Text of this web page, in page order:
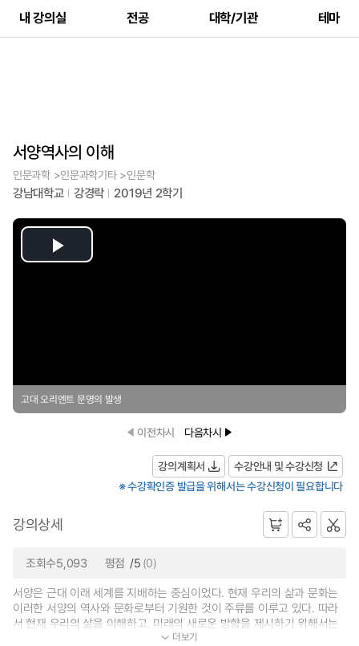
내 강의실 전공 대학/기관 테마
서양역사의 이해
인문과학 >인문과학기타 >인문학
강남대학교 강경락 2019년 2학기
Play
고대 오리엔트 문명의 발생
이전차시 다음차시
강의계획서
수강안내 및 수강신청
※ 수강확인증 발급을 위해서는 수강신청이 필요합니다
강의상세
조회수5,093 평점 /5 (0)
서양은 근대 이래 세계를 지배하는 중심이었다. 현재 우리의 삶과 문화는
이러한 서양의 역사와 문화로부터 기원한 것이 주류를 이루고 있다. 따라
서 현재 우리의 삶을 이해하고, 미래의 새로운 방향을 제시하기 위해서는
바로 오늘을 만드는데 중심이 되었...더보기